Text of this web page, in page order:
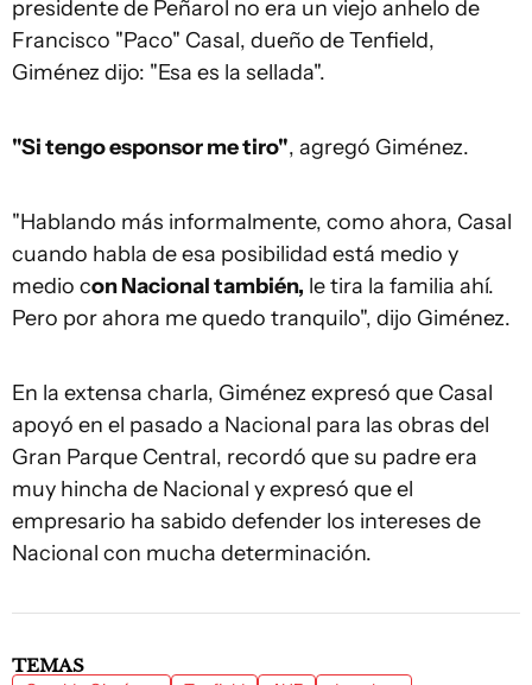
presidente de Peñarol no era un viejo anhelo de
Francisco "Paco" Casal, dueño de Tenfield,
Giménez dijo: "Esa es la sellada".
"Si tengo esponsor me tiro", agregó Giménez.
"Hablando más informalmente, como ahora, Casal
cuando habla de esa posibilidad está medio y
medio con Nacional también, le tira la familia ahí.
Pero por ahora me quedo tranquilo", dijo Giménez.
En la extensa charla, Giménez expresó que Casal
apoyó en el pasado a Nacional para las obras del
Gran Parque Central, recordó que su padre era
muy hincha de Nacional y expresó que el
empresario ha sabido defender los intereses de
Nacional con mucha determinación.
TEMAS